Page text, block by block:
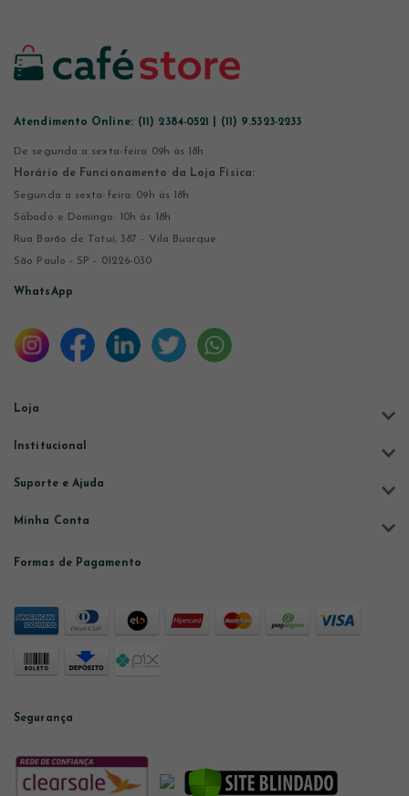
Atendimento Online: (11) 2384-0521 | (11) 9.5323-2233
De segunda a sexta-feira 09h às 18h
Horário de Funcionamento da Loja Física:
Segunda a sexta-feira: 09h às 18h
Sábado e Domingo: 10h às 18h
Rua Barão de Tatuí, 387 - Vila Buarque
São Paulo - SP - 01226-030
WhatsApp
Loja
Institucional
Suporte e Ajuda
Minha Conta
Formas de Pagamento
Segurança